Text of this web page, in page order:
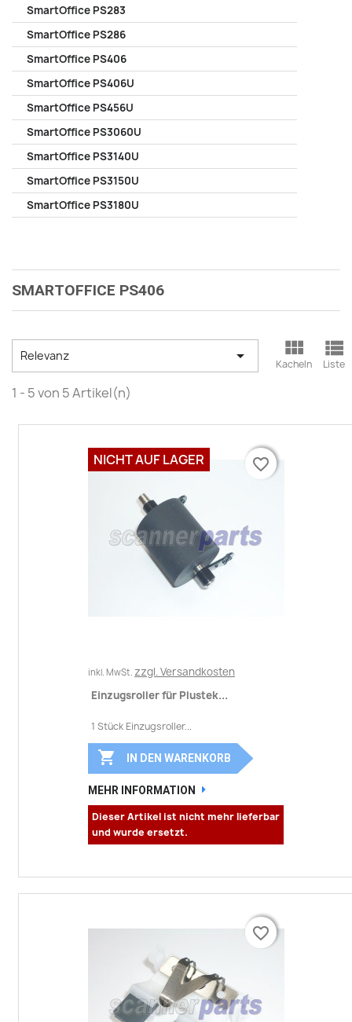
SmartOffice PS283
SmartOffice PS286
SmartOffice PS406
SmartOffice PS406U
SmartOffice PS456U
SmartOffice PS3060U
SmartOffice PS3140U
SmartOffice PS3150U
SmartOffice PS3180U
SMARTOFFICE PS406
Relevanz  
Kacheln

Liste
1 - 5 von 5 Artikel(n)
inkl. MwSt. zzgl. Versandkosten
Einzugsroller für Plustek...
1 Stück Einzugsroller...
favorite_border
 IN DEN WARENKORB
MEHR INFORMATION
Dieser Artikel ist nicht mehr lieferbar
und wurde ersetzt.
NICHT AUF LAGER favorite_border
favorite_border
favorite_border